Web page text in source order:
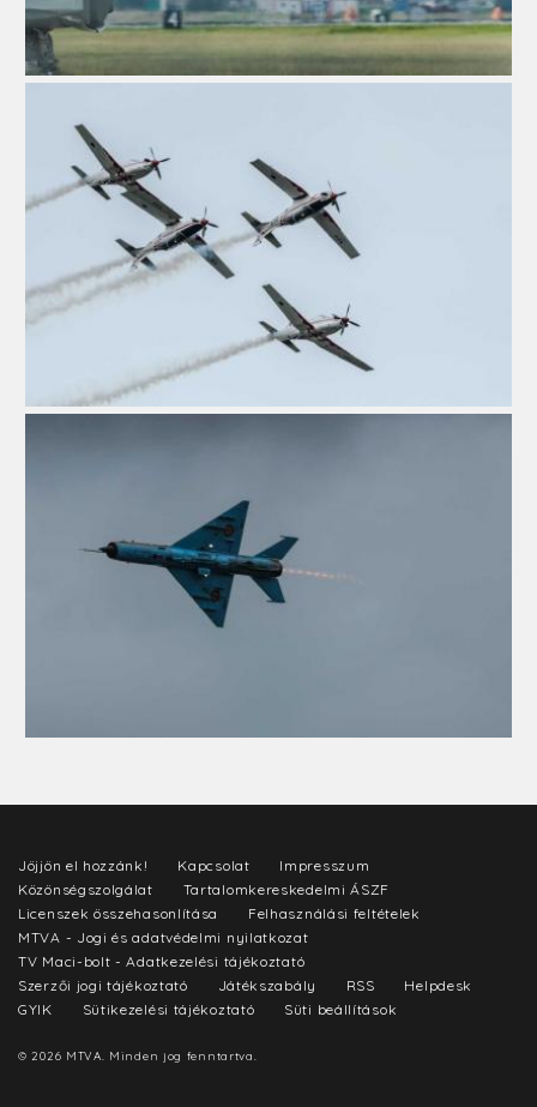
Jöjjön el hozzánk! Kapcsolat
Impresszum
Közönségszolgálat
Tartalomkereskedelmi ÁSZF
Licenszek összehasonlítása
Felhasználási feltételek
MTVA - Jogi és adatvédelmi nyilatkozat
TV Maci-bolt - Adatkezelési tájékoztató
Szerzői jogi tájékoztató
Játékszabály RSS
Helpdesk
GYIK
Sütikezelési tájékoztató Süti beállítások
© 2026 MTVA. Minden jog fenntartva.